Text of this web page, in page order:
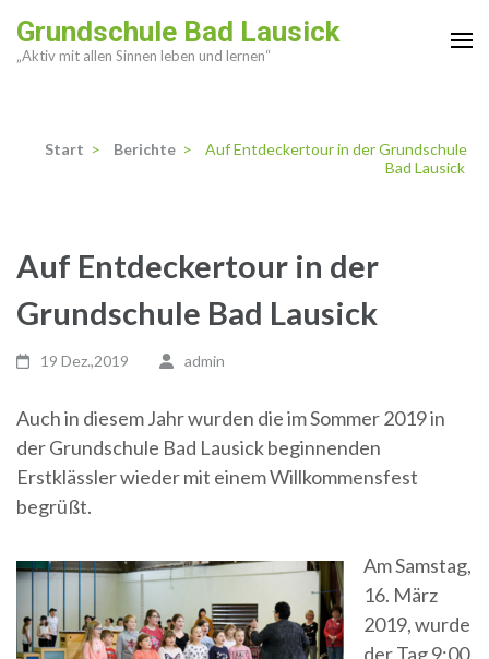
Inhalt
Grundschule Bad Lausick
„Aktiv mit allen Sinnen leben und lernen“
Start > Berichte >
Auf Entdeckertour in der Grundschule
Bad Lausick
Auf Entdeckertour in der
Grundschule Bad Lausick
19 Dez.,2019 admin
Auch in diesem Jahr wurden die im Sommer 2019 in
der Grundschule Bad Lausick beginnenden
Erstklässler wieder mit einem Willkommensfest
begrüßt.
Am Samstag,
16. März
2019, wurde
der Tag 9:00